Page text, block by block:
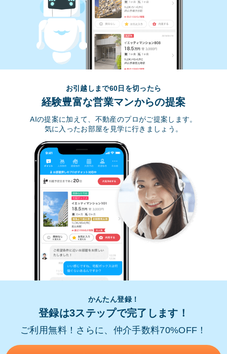
お引越しまで60日を切ったら
経験豊富な営業マンからの提案
AIの提案に加えて、不動産のプロがご提案します。
気に入ったお部屋を見学に行きましょう。
かんたん登録！
登録は3ステップで完了します！
ご利用無料！さらに、仲介手数料70%OFF！